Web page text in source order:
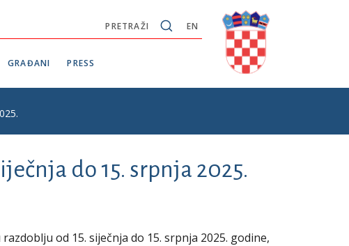
EN
PRETRAŽI
GRAĐANI PRESS
do 15. srpnja 2025.
od 15. siječnja do 15. srpnja 2025. godine,